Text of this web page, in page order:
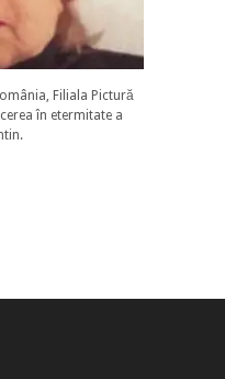
Filiala Pictură
în etermitate a